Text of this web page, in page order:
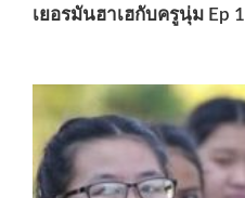
เยอรมันฮาเฮกับครูนุ่ม Ep 1